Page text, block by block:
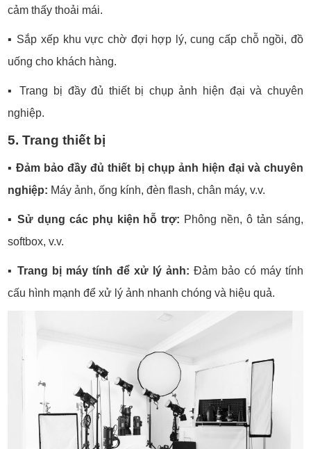
cảm thấy thoải mái.
▪️ Sắp xếp khu vực chờ đợi hợp lý, cung cấp chỗ ngồi, đồ
uống cho khách hàng.
▪️Trang bị đầy đủ thiết bị chụp ảnh hiện đại và chuyên
nghiệp.
5. Trang thiết bị
▪️Đảm bảo đầy đủ thiết bị chụp ảnh hiện đại và chuyên
nghiệp: Máy ảnh, ống kính, đèn flash, chân máy, v.v.
▪️ Sử dụng các phụ kiện hỗ trợ: Phông nền, ô tản sáng,
softbox, v.v.
▪️Trang bị máy tính để xử lý ảnh: Đảm bảo có máy tính
cấu hình mạnh để xử lý ảnh nhanh chóng và hiệu quả.